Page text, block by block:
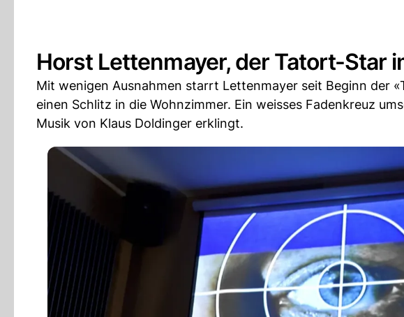
Horst Lettenmayer, der Tatort-Star
Mit wenigen Ausnahmen starrt Lettenmayer seit Beginn der
einen Schlitz in die Wohnzimmer. Ein weisses Fadenkreuz
Musik von Klaus Doldinger erklingt.